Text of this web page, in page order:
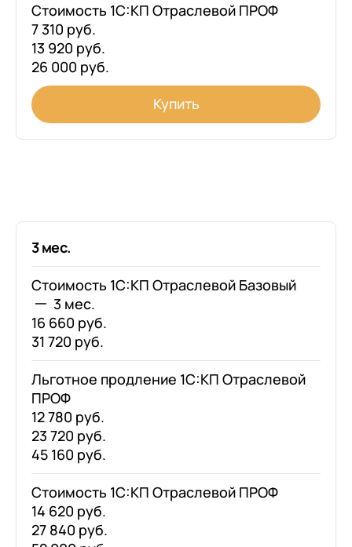
Стоимость 1С:КП Отраслевой ПРОФ
7 310 руб.
13 920 руб.
26 000 руб.
Купить
3 мес.
Стоимость 1С:КП Отраслевой Базовый
3 мес.
16 660 руб.
31 720 руб.
Льготное продление 1С:КП Отраслевой
ПРОФ
12 780 руб.
23 720 руб.
45 160 руб.
Стоимость 1С:КП Отраслевой ПРОФ
14 620 руб.
27 840 руб.